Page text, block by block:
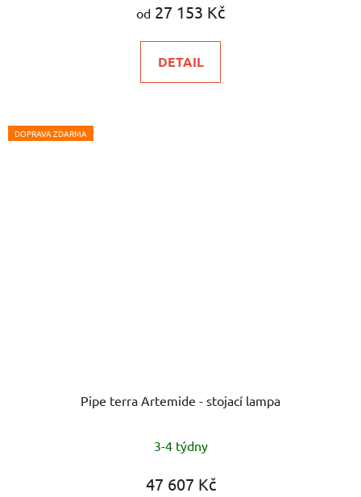
od 27 153 Kč
DETAIL
DOPRAVA ZDARMA
Pipe terra Artemide - stojací lampa
3-4 týdny
47 607 Kč